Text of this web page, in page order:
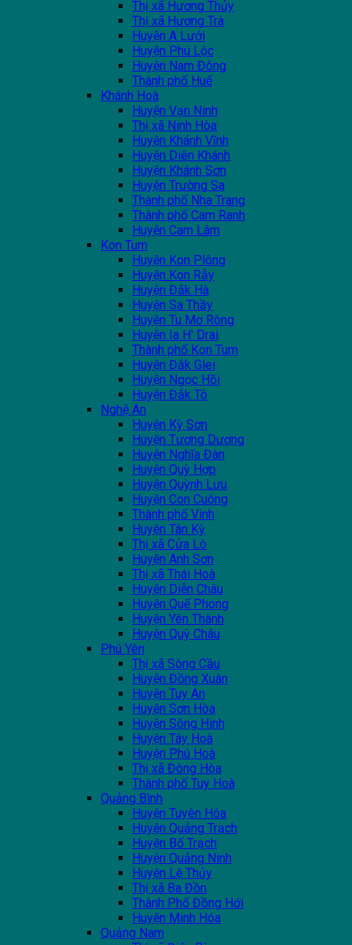
Thị xã Hương Thủy
Thị xã Hương Trà
Huyện A Lưới
Huyện Phú Lộc
Huyện Nam Đông
Thành phố Huế
Khánh Hoà
Huyện Vạn Ninh
Thị xã Ninh Hòa
Huyện Khánh Vĩnh
Huyện Diên Khánh
Huyện Khánh Sơn
Huyện Trường Sa
Thành phố Nha Trang
Thành phố Cam Ranh
Huyện Cam Lâm
Kon Tum
Huyện Kon Plông
Huyện Kon Rẫy
Huyện Đắk Hà
Huyện Sa Thầy
Huyện Tu Mơ Rông
Huyện Ia H' Drai
Thành phố Kon Tum
Huyện Đắk Glei
Huyện Ngọc Hồi
Huyện Đắk Tô
Nghệ An
Huyện Kỳ Sơn
Huyện Tương Dương
Huyện Nghĩa Đàn
Huyện Quỳ Hợp
Huyện Quỳnh Lưu
Huyện Con Cuông
Thành phố Vinh
Huyện Tân Kỳ
Thị xã Cửa Lò
Huyện Anh Sơn
Thị xã Thái Hoà
Huyện Diễn Châu
Huyện Quế Phong
Huyện Yên Thành
Huyện Quỳ Châu
Phú Yên
Thị xã Sông Cầu
Huyện Đồng Xuân
Huyện Tuy An
Huyện Sơn Hòa
Huyện Sông Hinh
Huyện Tây Hoà
Huyện Phú Hoà
Thị xã Đông Hòa
Thành phố Tuy Hoà
Quảng Bình
Huyện Tuyên Hóa
Huyện Quảng Trạch
Huyện Bố Trạch
Huyện Quảng Ninh
Huyện Lệ Thủy
Thị xã Ba Đồn
Thành Phố Đồng Hới
Huyện Minh Hóa
Quảng Nam